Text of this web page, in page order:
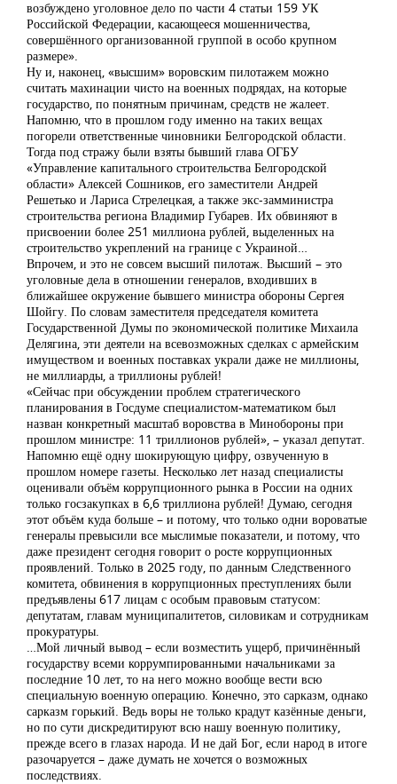
возбуждено уголовное дело по части 4 статьи 159 УК
Российской Федерации, касающееся мошенничества,
совершённого организованной группой в особо крупном
размере».
Ну и, наконец, «высшим» воровским пилотажем можно
считать махинации чисто на военных подрядах, на которые
государство, по понятным причинам, средств не жалеет.
Напомню, что в прошлом году именно на таких вещах
погорели ответственные чиновники Белгородской области.
Тогда под стражу были взяты бывший глава ОГБУ
«Управление капитального строительства Белгородской
области» Алексей Сошников, его заместители Андрей
Решетько и Лариса Стрелецкая, а также экс-замминистра
строительства региона Владимир Губарев. Их обвиняют в
присвоении более 251 миллиона рублей, выделенных на
строительство укреплений на границе с Украиной…
Впрочем, и это не совсем высший пилотаж. Высший – это
уголовные дела в отношении генералов, входивших в
ближайшее окружение бывшего министра обороны Сергея
Шойгу. По словам заместителя председателя комитета
Государственной Думы по экономической политике Михаила
Делягина, эти деятели на всевозможных сделках с армейским
имуществом и военных поставках украли даже не миллионы,
не миллиарды, а триллионы рублей!
«Сейчас при обсуждении проблем стратегического
планирования в Госдуме специалистом-математиком был
назван конкретный масштаб воровства в Минобороны при
прошлом министре: 11 триллионов рублей», – указал депутат.
Напомню ещё одну шокирующую цифру, озвученную в
прошлом номере газеты. Несколько лет назад специалисты
оценивали объём коррупционного рынка в России на одних
только госзакупках в 6,6 триллиона рублей! Думаю, сегодня
этот объём куда больше – и потому, что только одни вороватые
генералы превысили все мыслимые показатели, и потому, что
даже президент сегодня говорит о росте коррупционных
проявлений. Только в 2025 году, по данным Следственного
комитета, обвинения в коррупционных преступлениях были
предъявлены 617 лицам с особым правовым статусом:
депутатам, главам муниципалитетов, силовикам и сотрудникам
прокуратуры.
…Мой личный вывод – если возместить ущерб, причинённый
государству всеми коррумпированными начальниками за
последние 10 лет, то на него можно вообще вести всю
специальную военную операцию. Конечно, это сарказм, однако
сарказм горький. Ведь воры не только крадут казённые деньги,
но по сути дискредитируют всю нашу военную политику,
прежде всего в глазах народа. И не дай Бог, если народ в итоге
разочаруется – даже думать не хочется о возможных
последствиях.